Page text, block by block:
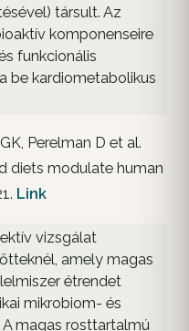
társult. Az
komponenseire
funkcionális
be kardiometabolikus
Perelman D et al.
diets modulate human
Link
vizsgálat
amely magas
étrendet
mikrobiom- és
magas rosttartalmú